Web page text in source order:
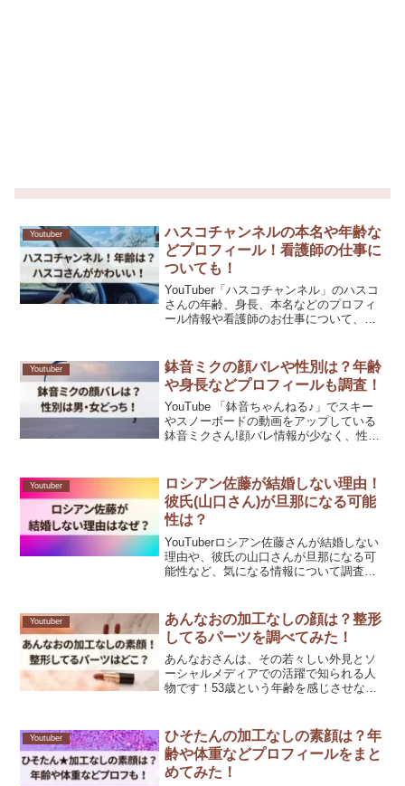
Youtuber
ハスコチャンネルの本名や年齢な
どプロフィール！看護師の仕事に
ついても！
YouTuber「ハスコチャンネル」のハスコ
さんの年齢、身長、本名などのプロフィ
ール情報や看護師のお仕事について、気
護師のハスコさん。2022年7月のYoutube
開始...
Youtuber
鉢音ミクの顔バレや性別は？年齢
や身長などプロフィールも調査！
YouTube 「鉢音ちゃんねる♪」でスキー
やスノーボードの動画をアップしている
鉢音ミクさん!顔バレ情報が少なく、性別
ートした「鉢音ちゃんねる♪」はチャンネ
ル登録...
Youtuber
ロシアン佐藤が結婚しない理由！
彼氏(山口さん)が旦那になる可能
性は？
YouTuberロシアン佐藤さんが結婚しない
理由や、彼氏の山口さんが旦那になる可
能性など、気になる情報について調査し
せそうに頬張る様子が可愛いと評判で
す。2024年現在...
Youtuber
あんなおの加工なしの顔は？整形
してるパーツを調べてみた！
あんなおさんは、その若々しい外見とソ
ーシャルメディアでの活躍で知られる人
物です！53歳という年齢を感じさせない
加工なしの素顔や整形の噂など、様々な
興味が存在します！SN...
Youtuber
ひそたんの加工なしの素顔は？年
齢や体重などプロフィールをまと
めてみた！